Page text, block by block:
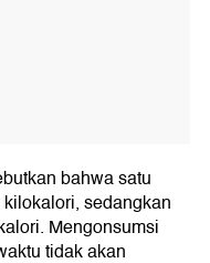
bahwa satu
sedangkan
Mengonsumsi
tidak akan